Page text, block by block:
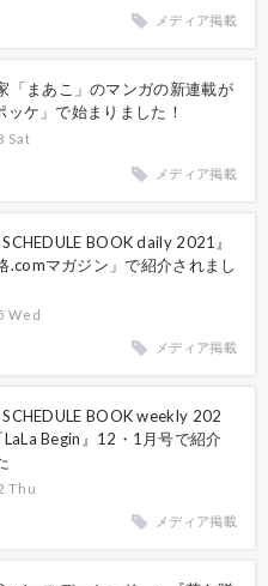
メディア掲載
「まあこ」のマンガの新連載が
ッケ」で始まりました！
Sat
メディア掲載
SCHEDULE BOOK daily 2021』
.comマガジン」で紹介されまし
Wed
メディア掲載
SCHEDULE BOOK weekly 202
Begin』12・1月号で紹介
Thu
メディア掲載